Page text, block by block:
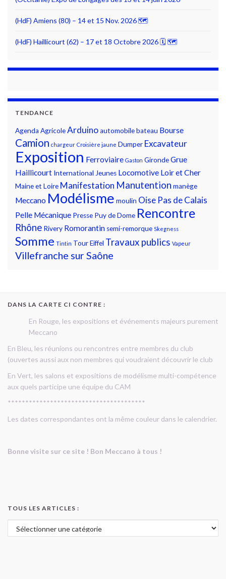
(HdF) Amiens (80) – 14 et 15 Nov. 2026 🗺
(HdF) Haillicourt (62) – 17 et 18 Octobre 2026 🗓 🗺
TENDANCE
Agenda AgricoleArduinoautomobilebateau Bourse
Camion chargeur Croisière jaune Dumper Excavateur
Exposition Ferroviaire Gaston GirondeGrue
Haillicourt International Jeunes Locomotive Loir et Cher
Maine et Loire Manifestation Manutention manège
Meccano Modélisme moulin Oise Pas de Calais
Pelle Mécanique Presse Puy de Dome Rencontre
Rhône Rivery Romorantin semi-remorque Skegness
Somme Tintin Tour Eiffel Travaux publics Vapeur
Villefranche sur Saône
DANS LA CARTE CI CONTRE :
En Rouge, les expositions et événements majeurs purement
Meccano
En Bleu, les réunions ou rencontres entre membres du club
(ouvertes aussi aux non membres qui voudraient découvrir le club
En Vert, les salons et expositions de modélisme multi-compétence
aux quels participe une équipe du CAM
***************************************
Les dates correspondantes ont la même couleur dans le calendrier.
Bonne visite sur ce site ! Bon Meccano à tous !
TOUS LES ARTICLES :
Tous les articles :